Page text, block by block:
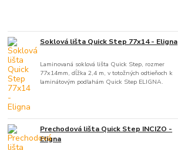
Soklová lišta Quick Step 77x14 - Eligna
Laminovaná soklová lišta Quick Step, rozmer
77x14mm, dĺžka 2,4 m, v totožných odtieňoch k
laminátovým podlahám Quick Step ELIGNA.
Prechodová lišta Quick Step INCIZO -
Eligna